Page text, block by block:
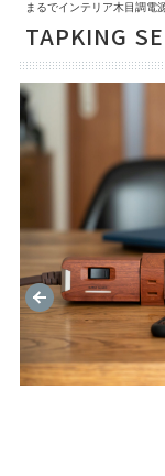
電源タップ事業
TAPKING
AC12個口
AC8個口
AC12個口（
PD65W
色）
PD30W
色）
まるでインテリア木目調電
TAPKING